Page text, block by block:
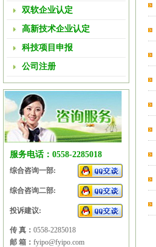
双软企业认定
高新技术企业认定
科技项目申报
公司注册
服务电话：0558-2285018
综合咨询一部:
综合咨询二部:
投诉建议:
传 真： 0558-2285018
邮 箱： fyipo@fyipo.com